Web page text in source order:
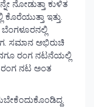
ನೋಡುತ್ತಾ ಕುಳಿತ
ಇತ್ತು.
ಸಮಾನ ಅಭಿರುಚಿ
ರಂಗ ನಟನೆಯಲ್ಲಿ
ರಂಗ ನಟ ಅಂತ